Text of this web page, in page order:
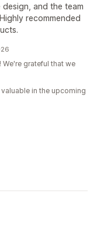
and the team
recommended
grateful that we
in the upcoming